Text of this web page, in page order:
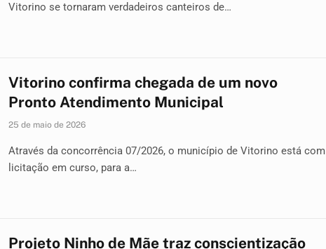
Vitorino se tornaram verdadeiros canteiros de…
Vitorino confirma chegada de um novo
Pronto Atendimento Municipal
25 de maio de 2026
Através da concorrência 07/2026, o município de Vitorino está com
licitação em curso, para a…
Projeto Ninho de Mãe traz conscientização